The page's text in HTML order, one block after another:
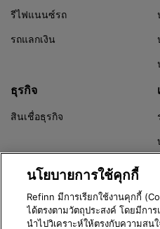
รีไฟแนนซ์รถ
รถแลกเงิน
ธุรกิจ
สินเชื่อธุรกิจ
Version 3.8.0
นโยบายการใช้คุกกี้
Refinn มีการเรียกใช้งานคุกกี้
ได้ตรงตามวัตถุประสงค์ โดยมีกา
นำไปวิเคราะห์ให้ตรงกับความส